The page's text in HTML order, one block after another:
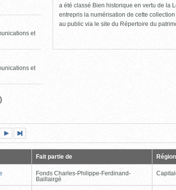
et
et
a été classé Bien historique en vertu de la
entrepris la numérisation de cette
au public via le site du Répertoire du
suivante
page
Fait partie de Région
Fonds Charles-Philippe-Ferdinand-
Baillairgé